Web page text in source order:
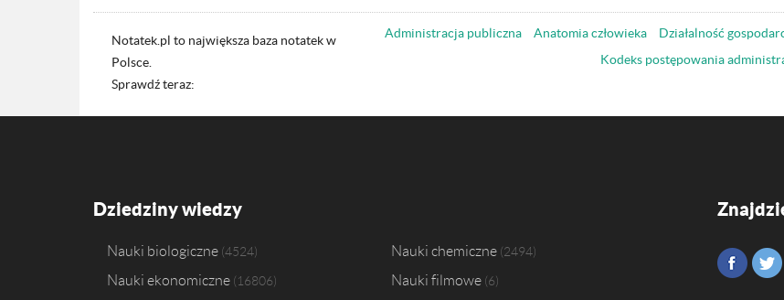
Notatek.pl to największa baza notatek w
Polsce.
Sprawdź teraz:
Administracja publiczna Anatomia człowieka Działalność
Kodeks postępowania
Dziedziny wiedzy
Nauki biologiczne 4524 Nauki chemiczne 2494
Nauki ekonomiczne 16806 Nauki filmowe 6